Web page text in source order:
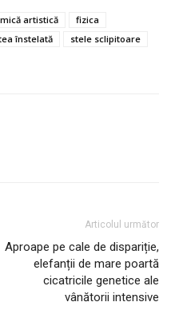
artistică
fizica
înstelată
stele sclipitoare
Articolul următor
Aproape pe cale de dispariție,
elefanții de mare poartă
cicatricile genetice ale
vânătorii intensive